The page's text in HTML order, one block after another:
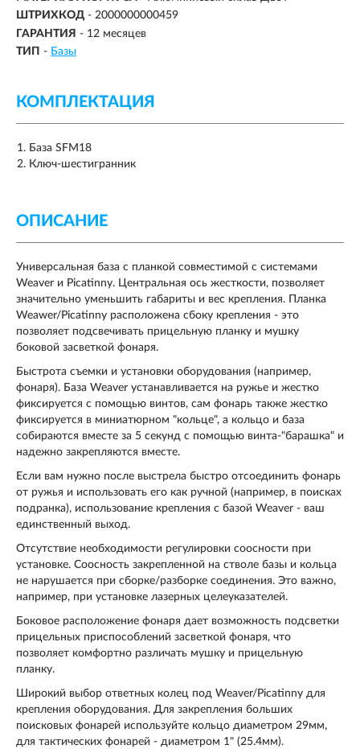
ШТРИХКОД - 2000000000459
ГАРАНТИЯ - 12 месяцев
ТИП - Базы
КОМПЛЕКТАЦИЯ
База SFM18
Ключ-шестигранник
ОПИСАНИЕ
Универсальная база с планкой совместимой с системами
Weaver и Picatinny. Центральная ось жесткости, позволяет
значительно уменьшить габариты и вес крепления. Планка
Weawer/Picatinny расположена сбоку крепления - это
позволяет подсвечивать прицельную планку и мушку
боковой засветкой фонаря.
Быстрота съемки и установки оборудования (например,
фонаря). База Weaver устанавливается на ружье и жестко
фиксируется с помощью винтов, сам фонарь также жестко
фиксируется в миниатюрном "кольце", а кольцо и база
собираются вместе за 5 секунд с помощью винта-"барашка" и
надежно закрепляются вместе.
Если вам нужно после выстрела быстро отсоединить фонарь
от ружья и использовать его как ручной (например, в поисках
подранка), использование крепления с базой Weaver - ваш
единственный выход.
Отсутствие необходимости регулировки соосности при
установке. Соосность закрепленной на стволе базы и кольца
не нарушается при сборке/разборке соединения. Это важно,
например, при установке лазерных целеуказателей.
Боковое расположение фонаря дает возможность подсветки
прицельных приспособлений засветкой фонаря, что
позволяет комфортно различать мушку и прицельную
планку.
Широкий выбор ответных колец под Weaver/Picatinny для
крепления оборудования. Для закрепления больших
поисковых фонарей используйте кольцо диаметром 29мм,
для тактических фонарей - диаметром 1" (25.4мм).